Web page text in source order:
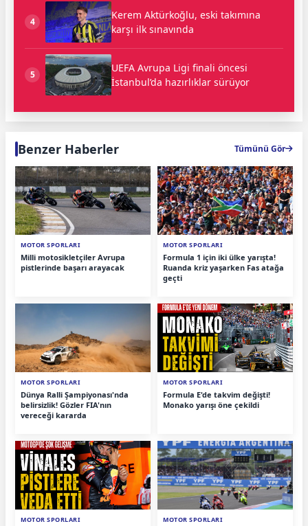
4
Kerem Aktürkoğlu, eski takımına
karşı ilk sınavında
5
UEFA Avrupa Ligi finali öncesi
İstanbul’da hazırlıklar sürüyor
Benzer Haberler Tümünü Gör
MOTOR SPORLARI
Milli motosikletçiler Avrupa
pistlerinde başarı arayacak
MOTOR SPORLARI
Formula 1 için iki ülke yarışta!
Ruanda kriz yaşarken Fas atağa
geçti
MOTOR SPORLARI
Dünya Ralli Şampiyonası'nda
belirsizlik! Gözler FIA'nın
vereceği kararda
MOTOR SPORLARI
Formula E'de takvim değişti!
Monako yarışı öne çekildi
MOTOR SPORLARI MOTOR SPORLARI